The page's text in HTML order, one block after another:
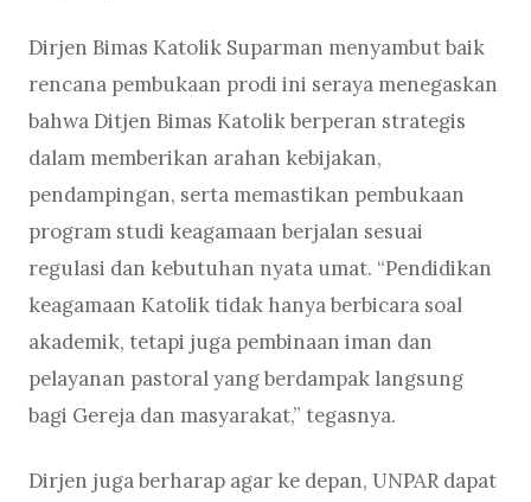
Dirjen Bimas Katolik Suparman menyambut baik
rencana pembukaan prodi ini seraya menegaskan
bahwa Ditjen Bimas Katolik berperan strategis
dalam memberikan arahan kebijakan,
pendampingan, serta memastikan pembukaan
program studi keagamaan berjalan sesuai
regulasi dan kebutuhan nyata umat. “Pendidikan
keagamaan Katolik tidak hanya berbicara soal
akademik, tetapi juga pembinaan iman dan
pelayanan pastoral yang berdampak langsung
bagi Gereja dan masyarakat,” tegasnya.
Dirjen juga berharap agar ke depan, UNPAR dapat